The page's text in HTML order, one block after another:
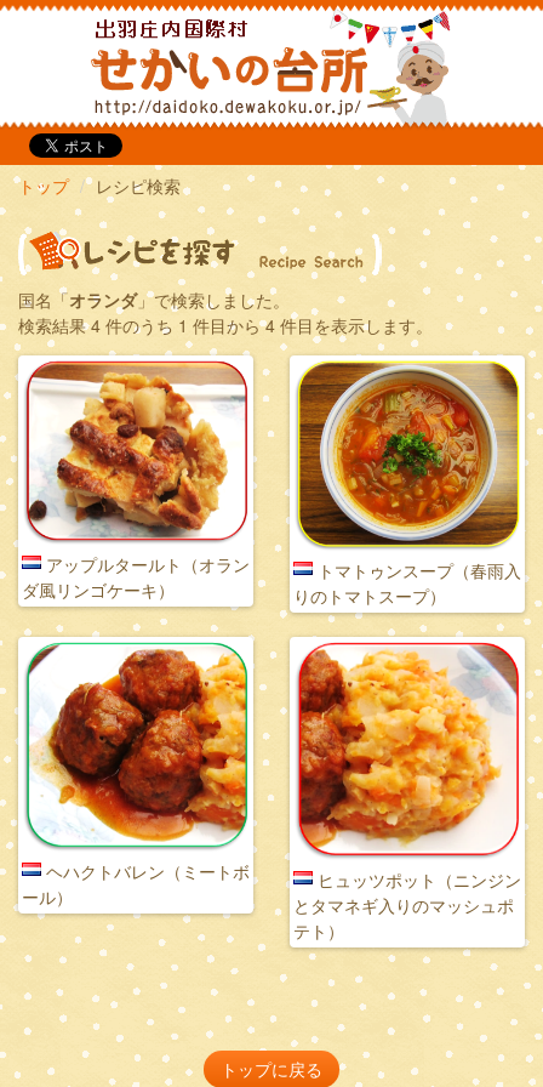
だいどこ
トップ レシピ検索
国名「オランダ」で検索しました。
検索結果 4 件のうち 1 件目から 4 件目を表示します。
アップルタールト（オラン
ダ風リンゴケーキ）
トマトゥンスープ（春雨入
りのトマトスープ）
ヘハクトバレン（ミートボ
ール）
ヒュッツポット（ニンジン
とタマネギ入りのマッシュポ
テト）
トップに戻る